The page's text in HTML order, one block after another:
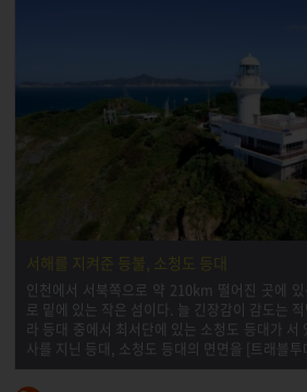
서해를 지켜준 등불, 소청도 등대
인천에서 서북쪽으로 약 210km 떨어진 곳에
로 밑에 있는 작은 섬이다. 늘 긴장감이 감도는 적
라 등대 중에서 최서단에 있는 소청도 등대가 서
사를 지닌 등대, 소청도 등대의 면면을 [트래블투